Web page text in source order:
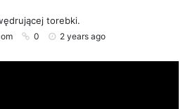
torebki.
0 2 years ago